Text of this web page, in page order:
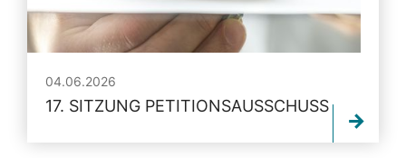
04.06.2026
17. SITZUNG PETITIONSAUSSCHUSS